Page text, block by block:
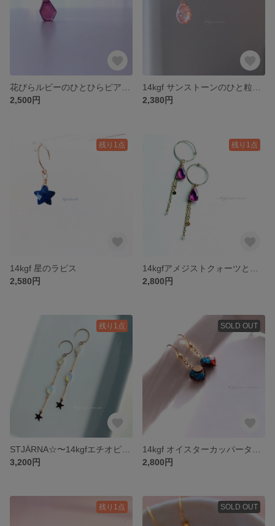
2,500円
2,380円
残り1点
14kgf 星のラピス
2,580円
残り1点
2,800円
残り1点
3,200円
SOLD OUT
2,800円
残り1点 SOLD OUT